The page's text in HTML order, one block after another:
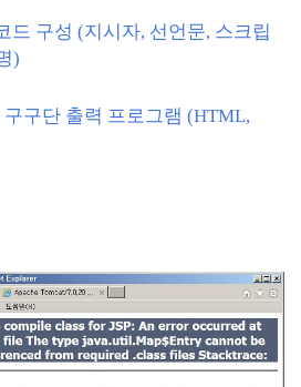
드 구성 (지시자, 선언문, 스크립
)
구구단 출력 프로그램 (HTML,